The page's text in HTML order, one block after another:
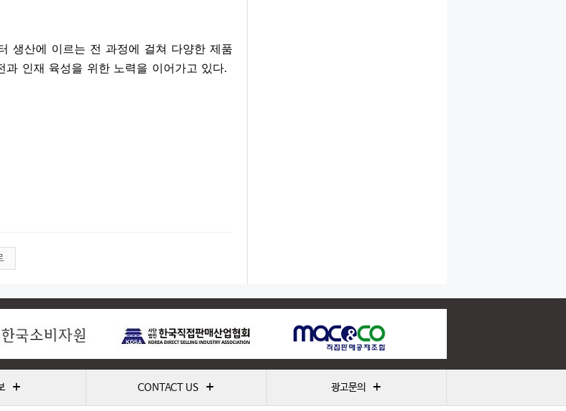
생산에 이르는 전 과정에 걸쳐 다양한 제품
과 인재 육성을 위한 노력을 이어가고 있다.
+ CONTACT US + 광고문의 +